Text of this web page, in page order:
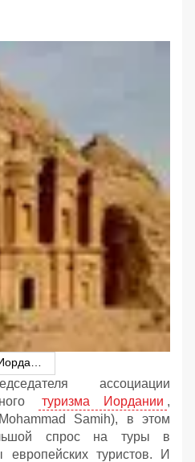
ассоциации
туризма Иордании ,
Samih), в этом
спрос на туры в
туристов. И